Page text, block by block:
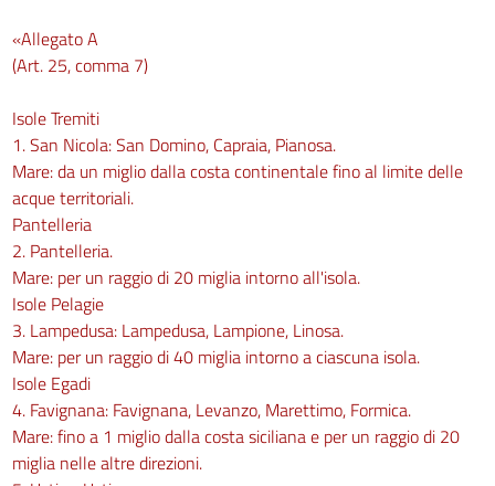
«Allegato A
(Art. 25, comma 7)
Isole Tremiti
1. San Nicola: San Domino, Capraia, Pianosa.
Mare: da un miglio dalla costa continentale fino al limite delle
acque territoriali.
Pantelleria
2. Pantelleria.
Mare: per un raggio di 20 miglia intorno all'isola.
Isole Pelagie
3. Lampedusa: Lampedusa, Lampione, Linosa.
Mare: per un raggio di 40 miglia intorno a ciascuna isola.
Isole Egadi
4. Favignana: Favignana, Levanzo, Marettimo, Formica.
Mare: fino a 1 miglio dalla costa siciliana e per un raggio di 20
miglia nelle altre direzioni.